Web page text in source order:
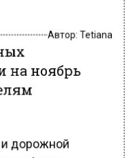
Автор:Tetiana
на ноябрь
и дорожной